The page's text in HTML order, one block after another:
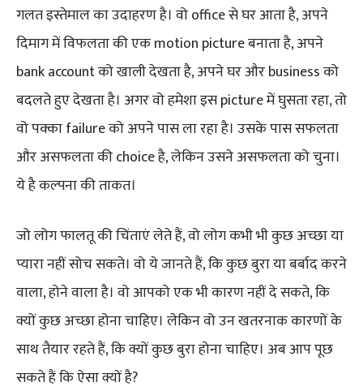
गलत इस्तेमाल का उदाहरण है। वो office से घर आता है, अपने
दिमाग में विफलता की एक motion picture बनाता है, अपने
bank account को खाली देखता है, अपने घर और business को
बदलते हुए देखता है। अगर वो हमेशा इस picture में घुसता रहा, तो
वो पक्का failure को अपने पास ला रहा है। उसके पास सफलता
और असफलता की choice है, लेकिन उसने असफलता को चुना।
ये है कल्पना की ताकत।
जो लोग फालतू की चिंताएं लेते हैं, वो लोग कभी भी कुछ अच्छा या
प्यारा नहीं सोच सकते। वो ये जानते हैं, कि कुछ बुरा या बर्बाद करने
वाला, होने वाला है। वो आपको एक भी कारण नहीं दे सकते, कि
क्यों कुछ अच्छा होना चाहिए। लेकिन वो उन खतरनाक कारणों के
साथ तैयार रहते हैं, कि क्यों कुछ बुरा होना चाहिए। अब आप पूछ
सकते हैं कि ऐसा क्यों है?